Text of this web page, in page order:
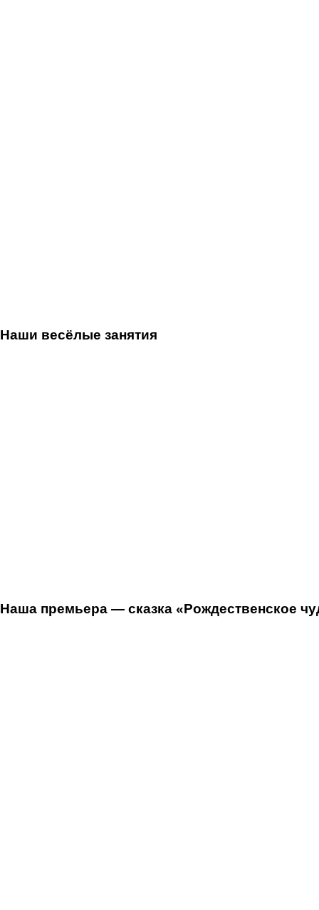
Наши весёлые занятия
Наша премьера — сказка «Рождественское